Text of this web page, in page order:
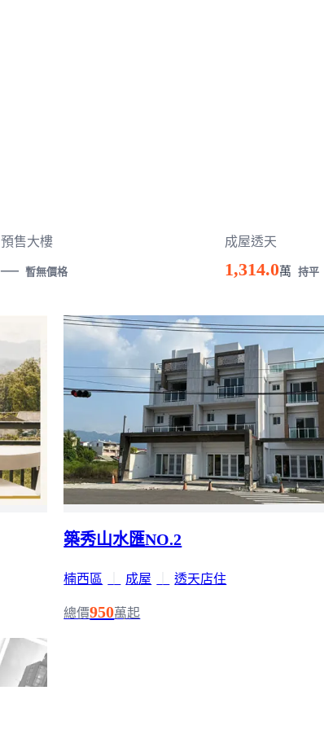
預售大樓
— 暫無價格
成屋透天
1,314.0萬 持平
築秀山水匯NO.2
楠西區 成屋 透天店住
總價950萬起